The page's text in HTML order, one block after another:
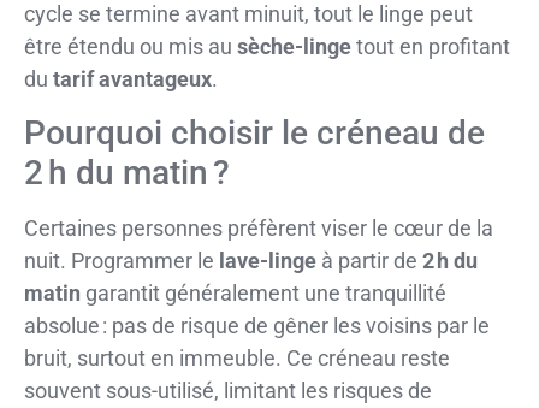
cycle se termine avant minuit, tout le linge peut
être étendu ou mis au sèche-lingetout en profitant
du tarif avantageux.
Pourquoi choisir le créneau de
2 h du matin ?
Certaines personnes préfèrent viser le cœur de la
nuit. Programmer le lave-linge à partir de 2 h du
matin garantit généralement une tranquillité
absolue : pas de risque de gêner les voisins par le
bruit, surtout en immeuble. Ce créneau reste
souvent sous-utilisé, limitant les risques de